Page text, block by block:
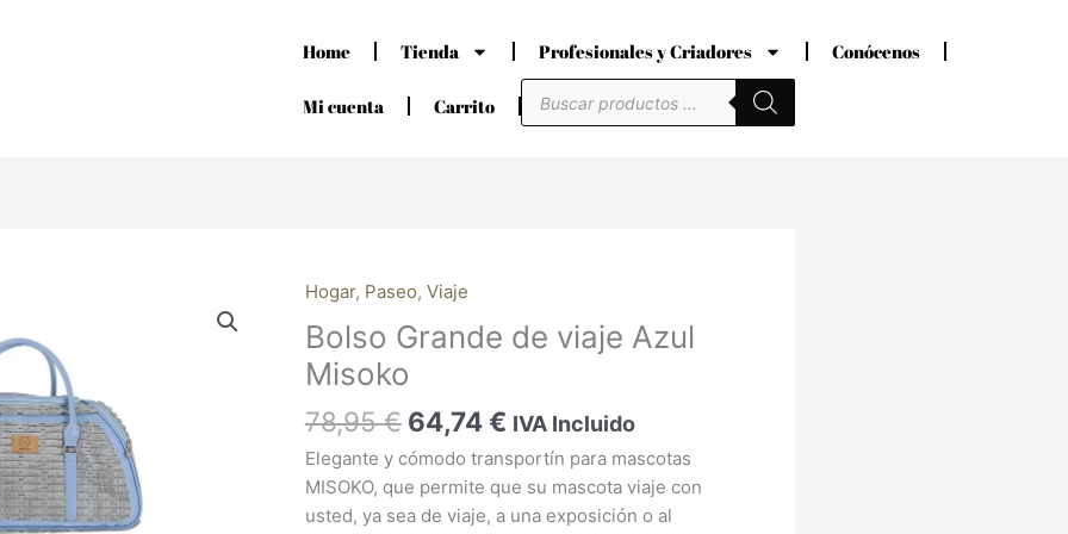
Home Tienda Profesionales y Criadores Conócenos
Mi cuenta Carrito
Búsqueda
de
productos
Hogar, Paseo, Viaje
Bolso Grande de viaje Azul
Misoko
78,95€
El
precio
original
era:
78,95 €.
64,74€
precio
actual
64,74 €.
IVA Incluido
Elegante y cómodo transportín para mascotas
MISOKO, que permite que su mascota viaje con
usted, ya sea de viaje, a una exposición o al
Bolso
Grande
de
viaje
Azul
Misoko
cantidad